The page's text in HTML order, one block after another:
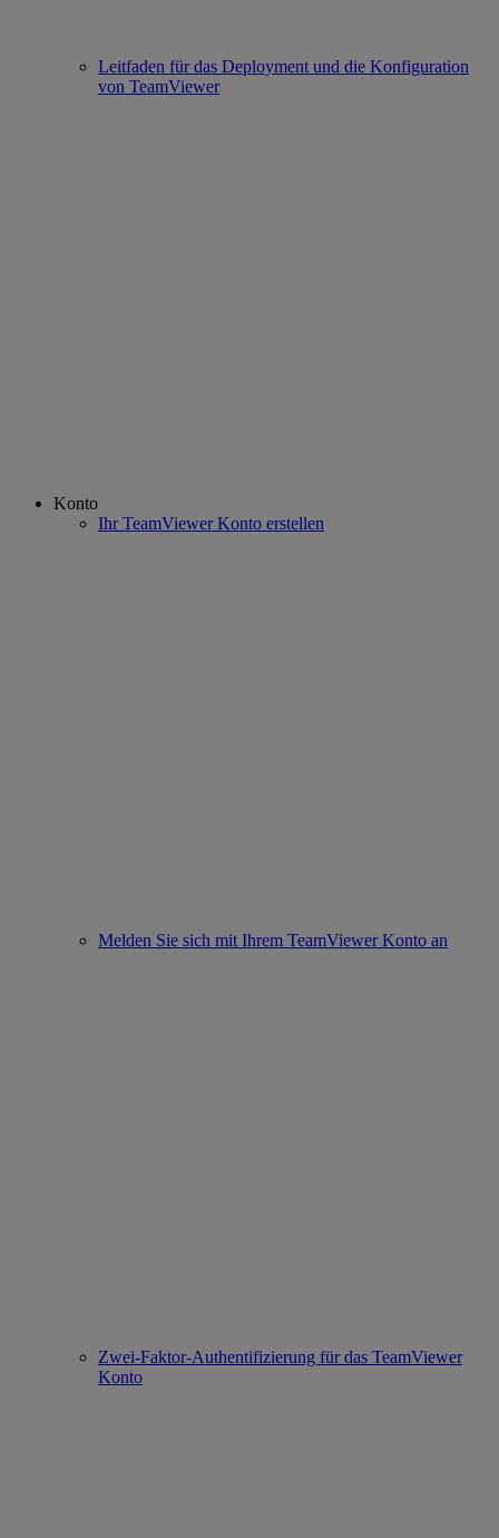
Leitfaden für das Deployment und die Konfiguration
von TeamViewer
Konto
Ihr TeamViewer Konto erstellen
Melden Sie sich mit Ihrem TeamViewer Konto an
Zwei-Faktor-Authentifizierung für das TeamViewer
Konto